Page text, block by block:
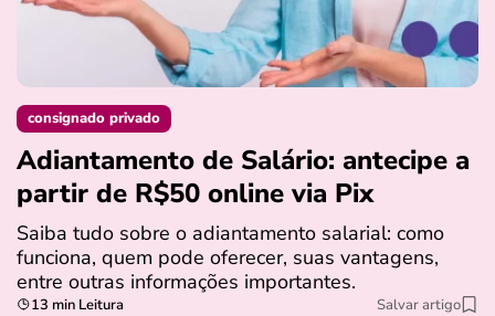
consignado privado
Adiantamento de Salário: antecipe a
partir de R$50 online via Pix
Saiba tudo sobre o adiantamento salarial: como
funciona, quem pode oferecer, suas vantagens,
entre outras informações importantes.
13 min Leitura Salvar artigo